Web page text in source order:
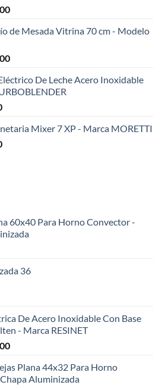
de Mesada Vitrina 70 cm - Modelo
De Leche Acero Inoxidable
Mixer 7 XP - Marca MORETTI
60x40 Para Horno Convector -
36
De Acero Inoxidable Con Base
- Marca RESINET
Plana 44x32 Para Horno
Aluminizada